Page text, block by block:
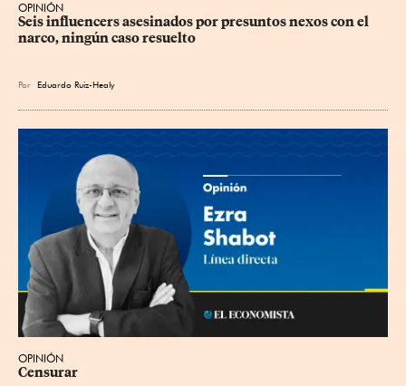
OPINIÓN
Seis influencers asesinados por presuntos nexos con el
narco, ningún caso resuelto
Por Eduardo Ruiz-Healy
OPINIÓN
Censurar